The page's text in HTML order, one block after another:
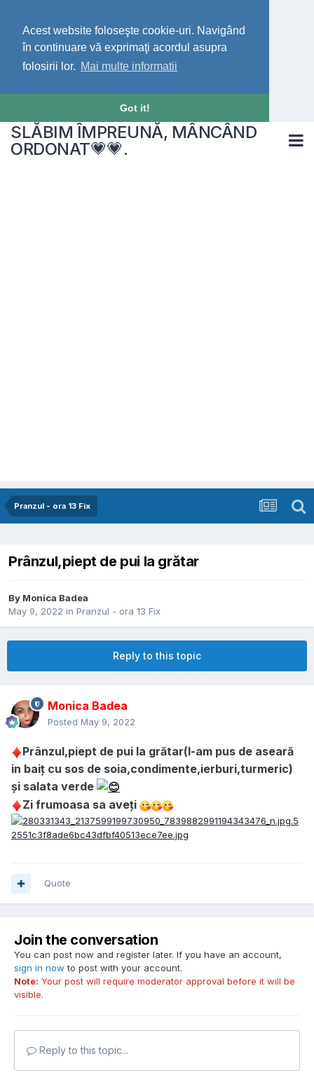
Acest website foloseşte cookie-uri. Navigând
în continuare vă exprimaţi acordul asupra
folosirii lor. Mai multe informatii
Got it!
SLĂBIM ÎMPREUNĂ, MÂNCÂND
ORDONAT💗💗.
Pranzul - ora 13 Fix
Prânzul,piept de pui la grătar
By Monica Badea
May 9, 2022 in Pranzul - ora 13 Fix
Reply to this topic
Monica Badea
Posted May 9, 2022
Prânzul,piept de pui la grătar(l-am pus de aseară
in baiț cu sos de soia,condimente,ierburi,turmeric)
și salata verde
Zi frumoasa sa aveți
Quote
Join the conversation
You can post now and register later. If you have an account,
sign in now to post with your account.
Note: Your post will require moderator approval before it will be
visible.
Reply to this topic...